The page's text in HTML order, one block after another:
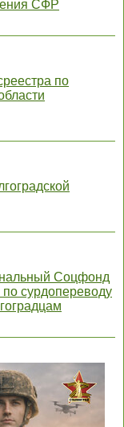
СФР
по
Соцфонд
по сурдопереводу